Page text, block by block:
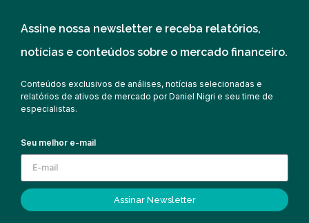
Assine nossa newsletter e receba relatórios,
notícias e conteúdos sobre o mercado financeiro.
Conteúdos exclusivos de análises, notícias selecionadas e
relatórios de ativos de mercado por Daniel Nigri e seu time de
especialistas.
Seu melhor e-mail
Assinar Newsletter